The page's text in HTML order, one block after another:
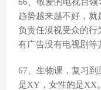
趋势越来越不好，就
负责任漠视受众的行
有广告没有电视剧等
67、生物课，复习
是XY，女性的是XX